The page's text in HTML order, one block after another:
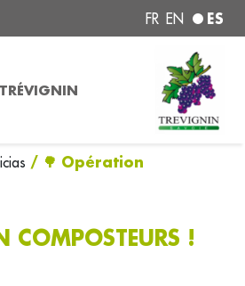
FR EN ES
/ 🌳 Opération
COMPOSTEURS !